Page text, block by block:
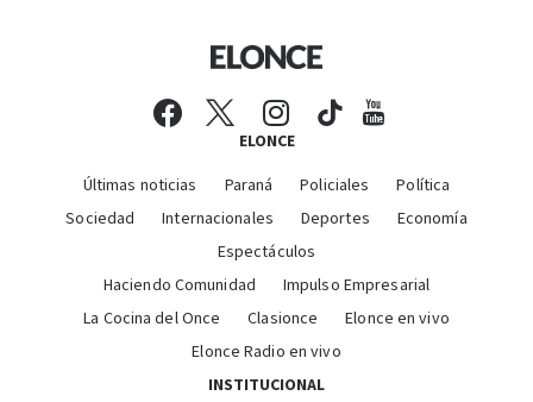
ELONCE
Últimas noticias Paraná Policiales
Política
Sociedad
Internacionales Deportes
Economía
Espectáculos
Haciendo Comunidad
Impulso Empresarial
La Cocina del Once
Clasionce
Elonce en vivo
Elonce Radio en vivo
INSTITUCIONAL